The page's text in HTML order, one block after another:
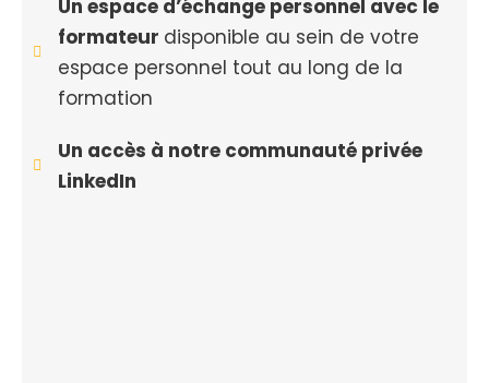
Un espace d’échange personnel avec le
formateur disponible au sein de votre
espace personnel tout au long de la
formation
Un accès à notre communauté privée
LinkedIn